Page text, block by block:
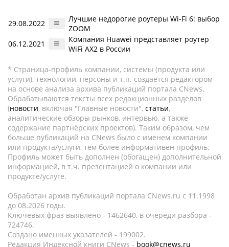
29.08.2022
Лучшие недорогие роутеры Wi-Fi 6: выбор
ZOOM
06.12.2021
Компания Huawei представляет роутер
WiFi AX2 в России
* Страница-профиль компании, системы (продукта или
услуги), технологии, персоны и т.п. создается редактором
на основе анализа архива публикаций портала CNews.
Обрабатываются тексты всех редакционных разделов
(новости, включая "Главные новости", статьи,
аналитические обзоры рынков, интервью, а также
содержание партнёрских проектов). Таким образом, чем
больше публикаций на CNews было с именем компании
или продукта/услуги, тем более информативен профиль.
Профиль может быть дополнен (обогащен) дополнительной
информацией, в т.ч. презентацией о компании или
продукте/услуге.
Обработан архив публикаций портала CNews.ru c 11.1998
до 08.2026 годы.
Ключевых фраз выявлено - 1462640, в очереди разбора -
724746.
Создано именных указателей - 199002.
Редакция Индексной книги CNews - book@cnews.ru